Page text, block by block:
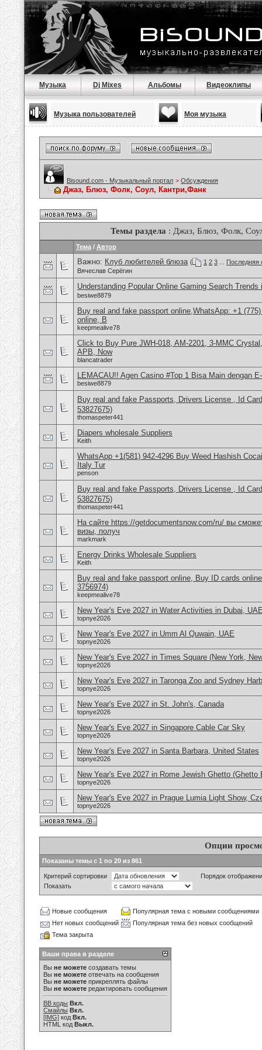
Музыка Dj Mixes Альбомы Видеоклипы
Музыка пользователей Моя музыка
Bisound.com - Музыкальный портал > Обсуждения
Джаз, Блюз, Фолк, Соул, Кантри,Фанк
Темы раздела : Джаз, Блюз, Фолк,
Тема / Автор
Важно: Клуб любителей блюза ( 1 2 3
Последняя
Вячеслав Серёгин
Understanding Popular Online Gaming Search Trends
besiwe8879
Buy real and fake passport online,WhatsApp: +1
online, B
keepmealive78
Click to Buy Pure JWH-018, AM-2201, 3-MMC
APB, Now
blancatrader
LEMACAU!! Agen Casino #Top 1 Bisa Main dengan
besiwe8879
Buy real and fake Passports, Drivers License , Id
53827675)
thomaspeter441
Diapers wholesale Suppliers
Keith
WhatsApp +1(581) 942-4296 Buy Weed Hashish
Italy Tur
penson
Buy real and fake Passports, Drivers License , Id
53827675)
thomaspeter441
На сайте https://getdocumentsnow.com/ru/ вы
визы, получ
markmark
Energy Drinks Wholesale Suppliers
Keith
Buy real and fake passport online, Buy ID cards
3756974)
keepmealive78
New Year's Eve 2027 in Water Activities in Dubai,
topnye2026
New Year's Eve 2027 in Umm Al Quwain, UAE
topnye2026
New Year's Eve 2027 in Times Square (New York,
topnye2026
New Year's Eve 2027 in Taronga Zoo and Sydney
topnye2026
New Year's Eve 2027 in St. John's, Canada
topnye2026
New Year's Eve 2027 in Singapore Cable Car Sky
topnye2026
New Year's Eve 2027 in Santa Barbara, United States
topnye2026
New Year's Eve 2027 in Rome Jewish Ghetto
topnye2026
New Year's Eve 2027 in Prague Lumia Light Show,
topnye2026
Опции
Показаны темы с 1 по 20 из 861
Критерий сортировки
Порядок
Показать
Новые сообщения
Популярная тема с новыми сообщениями
Нет новых сообщений
Популярная тема без новых сообщений
Тема закрыта
Ваши права в разделе
Вы не можете создавать темы
Вы не можете отвечать на сообщения
Вы не можете прикреплять файлы
Вы не можете редактировать сообщения
BB коды Вкл.
Смайлы Вкл.
[IMG] код Вкл.
HTML код Выкл.